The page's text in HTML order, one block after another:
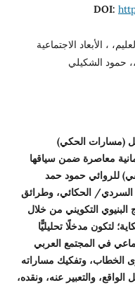
DOI:
، الأبعاد الاجتماعية
حمود الشكيلي
(مسارات الحكي)
معاصرة ضمن سياقها
للروائي حمود حمد
الحكائي، وطرائق
التكويني من خلال
لتكون مدخلًا تحليليًّا
في المجتمع العربي
الخطاب، وتفكيك مساراته
الواقع، والتعبير عنه، ونقده،